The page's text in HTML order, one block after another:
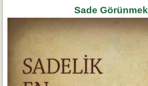
Sade Görünmek